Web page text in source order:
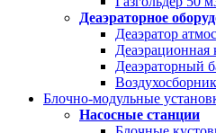
Деаэраторное
Деаэратор
Деаэраторный
Блочно-модульные
Насосные станции